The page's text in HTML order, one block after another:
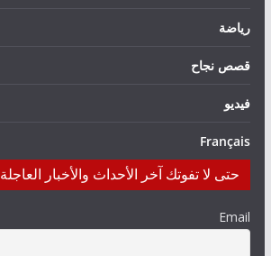
رياضة
قصص نجاح
فيديو
Français
حتى لا تفوتك آخر الأحداث والأخبار العاجلة
Email